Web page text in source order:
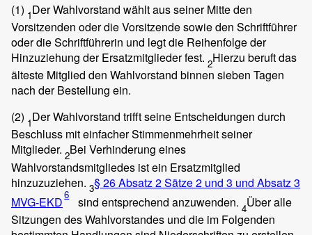
(1) 1Der Wahlvorstand wählt aus seiner Mitte den
Vorsitzenden oder die Vorsitzende sowie den Schriftführer
oder die Schriftführerin und legt die Reihenfolge der
Hinzuziehung der Ersatzmitglieder fest. 2Hierzu beruft das
älteste Mitglied den Wahlvorstand binnen sieben Tagen
nach der Bestellung ein.
(2) 1Der Wahlvorstand trifft seine Entscheidungen durch
Beschluss mit einfacher Stimmenmehrheit seiner
Mitglieder. 2Bei Verhinderung eines
Wahlvorstandsmitgliedes ist ein Ersatzmitglied
hinzuzuziehen. 3§ 26 Absatz 2 Sätze 2 und 3 und Absatz 3
MVG-EKD6 sind entsprechend anzuwenden. 4Über alle
Sitzungen des Wahlvorstandes und die im Folgenden